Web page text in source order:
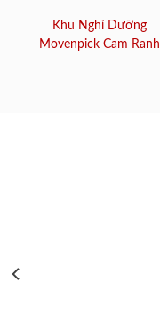
Khu Nghỉ Dưỡng
Movenpick Cam Ranh